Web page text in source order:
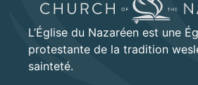
L’Église du Nazaréen est une
protestante de la tradition
sainteté.